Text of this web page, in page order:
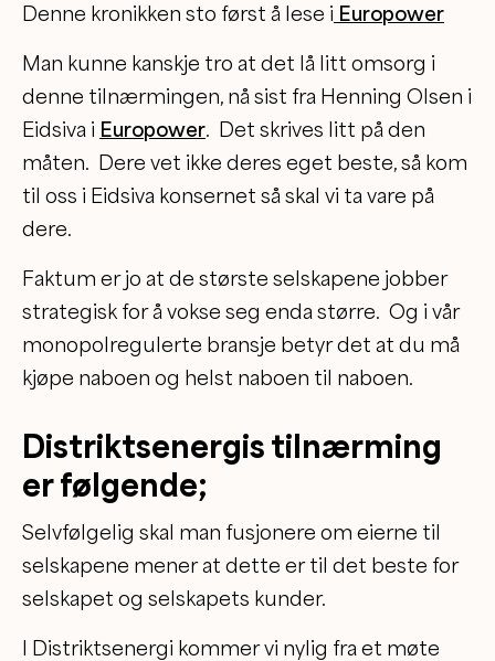
Denne kronikken sto først å lese i Europower
Man kunne kanskje tro at det lå litt omsorg i
denne tilnærmingen, nå sist fra Henning Olsen i
Eidsiva i Europower. Det skrives litt på den
måten. Dere vet ikke deres eget beste, så kom
til oss i Eidsiva konsernet så skal vi ta vare på
dere.
Faktum er jo at de største selskapene jobber
strategisk for å vokse seg enda større. Og i vår
monopolregulerte bransje betyr det at du må
kjøpe naboen og helst naboen til naboen.
Distriktsenergis tilnærming
er følgende;
Selvfølgelig skal man fusjonere om eierne til
selskapene mener at dette er til det beste for
selskapet og selskapets kunder.
I Distriktsenergi kommer vi nylig fra et møte